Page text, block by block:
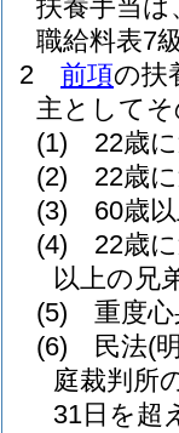
扶養手当は
職給料表7
2
前項の扶
主として
(1)
22歳
(2)
22歳
(3)
60歳
(4)
22歳
以上の兄
(5)
重度
(6)
民法(
庭裁判所
31日を超